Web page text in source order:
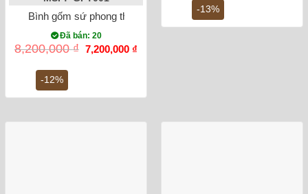
-12%
Bình gốm sứ phong thủy Tỏi đắp nổi men rạn công danh phú
Đã bán: 20
8,200,000₫ Giá
gốc
7,200,000 ₫
-13%